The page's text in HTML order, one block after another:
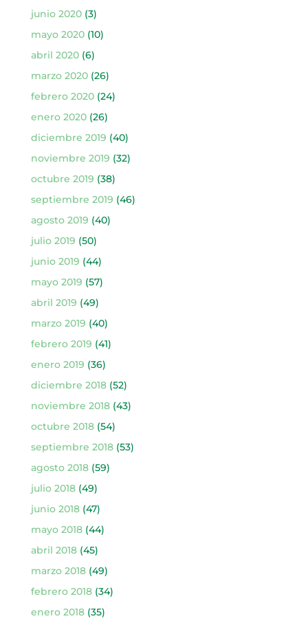
junio 2020(3)
mayo 2020(10)
abril 2020(6)
marzo 2020(26)
febrero 2020(24)
enero 2020(26)
diciembre 2019 (40)
noviembre 2019 (32)
octubre 2019 (38)
septiembre 2019 (46)
agosto 2019 (40)
julio 2019 (50)
junio 2019 (44)
mayo 2019 (57)
abril 2019 (49)
marzo 2019 (40)
febrero 2019 (41)
enero 2019 (36)
diciembre 2018(52)
noviembre 2018(43)
octubre 2018(54)
septiembre 2018(53)
agosto 2018(59)
julio 2018(49)
junio 2018(47)
mayo 2018(44)
abril 2018(45)
marzo 2018(49)
febrero 2018(34)
enero 2018(35)